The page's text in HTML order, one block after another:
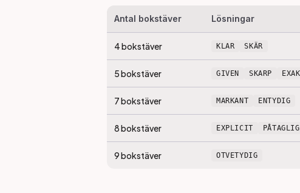
Antal bokstäver Lösningar
4bokstäver KLAR SKÄR
5bokstäver GIVEN SKARP
7bokstäver MARKANT ENTYDIG
8bokstäver EXPLICIT PÅTAGLIG
9bokstäver OTVETYDIG